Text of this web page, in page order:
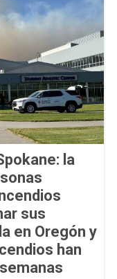
la
sus
en Oregón y
han